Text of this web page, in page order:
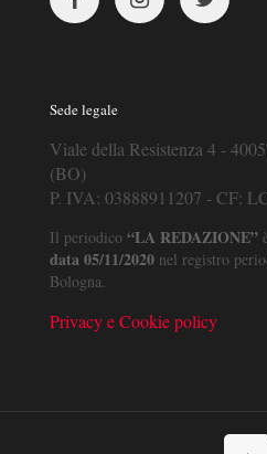
Sede legale
Viale della Resistenza 4 -
(BO)
P. IVA: 03888911207 - CF:
Il periodico “LA REDAZIONE”
data 05/11/2020 nel registro
Bologna.
Privacy e Cookie policy